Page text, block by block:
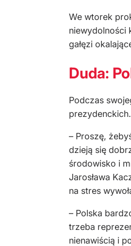
We wtorek
niewydolności
gałęzi
Duda:
Podczas
– Proszę,
dzieją się
środowisko i
Jarosława
na stres
– Polska
trzeba
nienawiścią i